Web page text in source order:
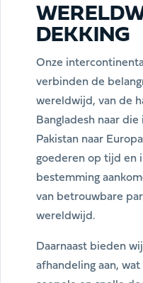
DEKKING
Onze
verbinden de
wereldwijd, van de
Bangladesh naar
Pakistan naar
goederen op tijd en
bestemming
van betrouwbare
wereldwijd.
Daarnaast bieden
afhandeling aan,